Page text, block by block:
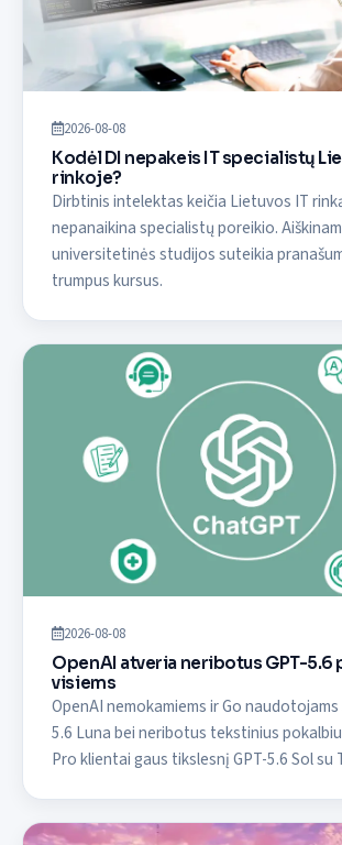
2026-08-08
Kodėl DI nepakeis IT specialistų
rinkoje?
Dirbtinis intelektas keičia Lietuvos IT
nepanaikina specialistų poreikio.
universitetinės studijos suteikia
trumpus kursus.
2026-08-08
OpenAI atveria neribotus GPT-5.6
visiems
OpenAI nemokamiems ir Go
5.6 Luna bei neribotus tekstinius
Pro klientai gaus tikslesnį GPT-5.6 Sol su